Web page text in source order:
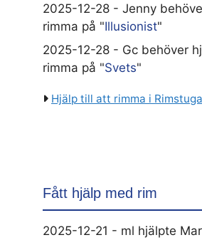
2025-12-28 - Jenny
rimma på "Illusionist"
2025-12-28 - Gc behöver
rimma på "Svets"
Hjälp till att rimma i
Fått hjälp med rim
2025-12-21 - ml hjälpte